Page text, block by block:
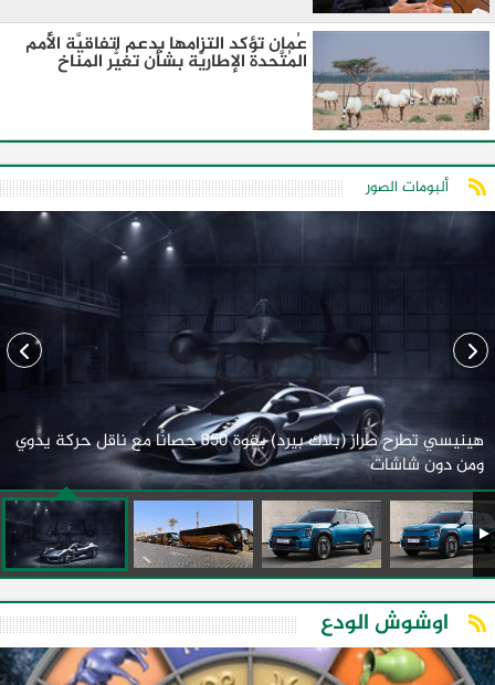
عُمان تؤكد التزامها بدعم اتفاقيَّة الأُمم
المُتَّحدة الإطاريَّة بشأن تغيُّر المناخ
ألبومات الصور
هينيسي تطرح طراز (بلاك بيرد) بقوة 850 حصانًا مع ناقل حركة يدوي
ومن دون شاشات
اوشوش الودع